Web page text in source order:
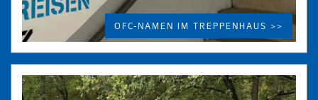
OFC-NAMEN IM TREPPENHAUS >>